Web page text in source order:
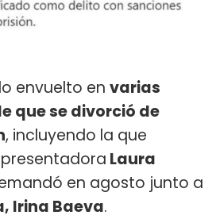
envuelto en varias
que se divorció de
, incluyendo la que
Laura
en agosto junto a
Irina Baeva.